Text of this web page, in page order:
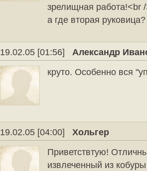
зрелищная работа!<br
а где вторая руковица?
19.02.05 [01:56]
Александр
круто. Особенно вся
19.02.05 [04:00]
Хольгер
Приветствтую!
извлеченный из